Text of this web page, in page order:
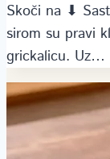
Skoči na ⬇
sirom su pravi
grickalicu. Uz…